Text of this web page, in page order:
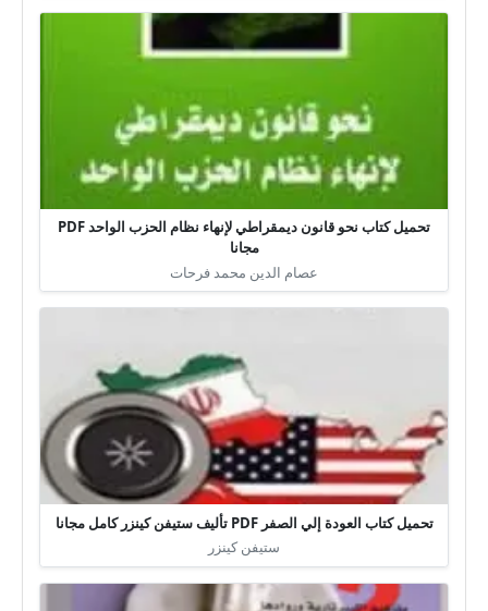
تحميل كتاب نحو قانون ديمقراطي لإنهاء نظام الحزب الواحد PDF
مجانا
عصام الدين محمد فرحات
تحميل كتاب العودة إلي الصفر PDF تأليف ستيفن كينزر كامل مجانا
ستيفن كينزر